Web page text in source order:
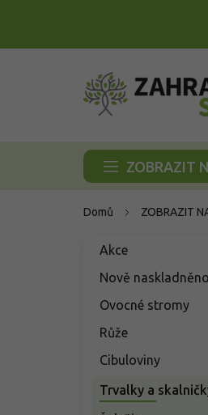
ZOBRAZIT
Domů ZOBRAZIT
Přeskočit
Akce
Nově naskladněno
Ovocné stromy
Růže
Cibuloviny
Trvalky a